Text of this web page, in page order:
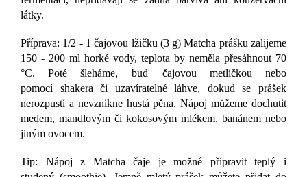
látky.
Příprava: 1/2 - 1 čajovou lžičku (3 g) Matcha prášku zalijeme
150 - 200 ml horké vody, teplota by neměla přesáhnout 70
°C. Poté šleháme, buď čajovou metličkou nebo
pomocí shakera či uzavíratelné láhve, dokud se prášek
nerozpustí a nevznikne hustá pěna. Nápoj můžeme dochutit
medem, mandlovým či kokosovým mlékem, banánem nebo
jiným ovocem.
Tip: Nápoj z Matcha čaje je možné připravit teplý i